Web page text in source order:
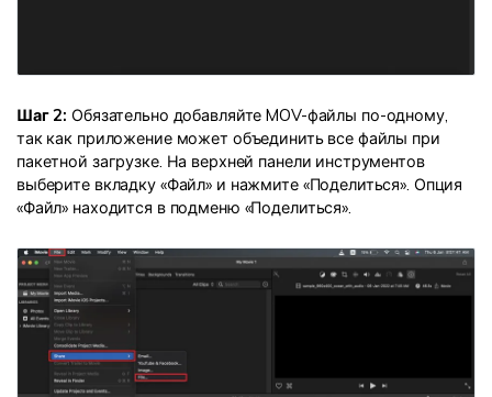
Шаг 2: Обязательно добавляйте MOV-файлы по-одному,
так как приложение может объединить все файлы при
пакетной загрузке. На верхней панели инструментов
выберите вкладку «Файл» и нажмите «Поделиться». Опция
«Файл» находится в подменю «Поделиться».